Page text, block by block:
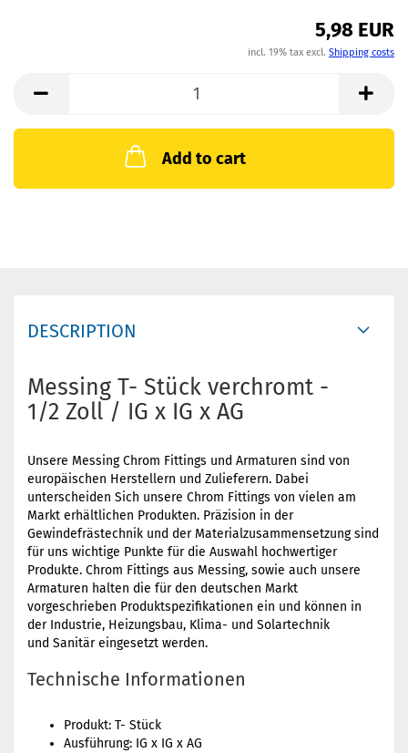
5,98 EUR
incl. 19% tax excl. Shipping costs
Add to cart
DESCRIPTION
Messing T- Stück verchromt -
1/2 Zoll / IG x IG x AG
Unsere Messing Chrom Fittings und Armaturen sind von
europäischen Herstellern und Zulieferern. Dabei
unterscheiden Sich unsere Chrom Fittings von vielen am
Markt erhältlichen Produkten. Präzision in der
Gewindefrästechnik und der Materialzusammensetzung sind
für uns wichtige Punkte für die Auswahl hochwertiger
Produkte. Chrom Fittings aus Messing, sowie auch unsere
Armaturen halten die für den deutschen Markt
vorgeschrieben Produktspezifikationen ein und können in
der Industrie, Heizungsbau, Klima- und Solartechnik
und Sanitär eingesetzt werden.
Technische Informationen
Produkt: T- Stück
Ausführung: IG x IG x AG